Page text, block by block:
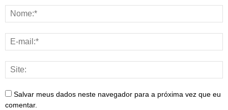
Salvar meus dados neste navegador para a próxima vez que eu
comentar.